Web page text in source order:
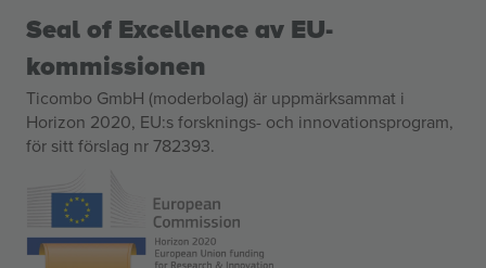
Seal of Excellence av EU-
kommissionen
Ticombo GmbH (moderbolag) är uppmärksammat i
Horizon 2020, EU:s forsknings- och innovationsprogram,
för sitt förslag nr 782393.